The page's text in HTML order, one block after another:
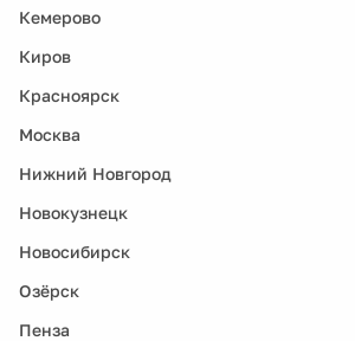
Кемерово
Киров
Красноярск
Москва
Нижний Новгород
Новокузнецк
Новосибирск
Озёрск
Пенза